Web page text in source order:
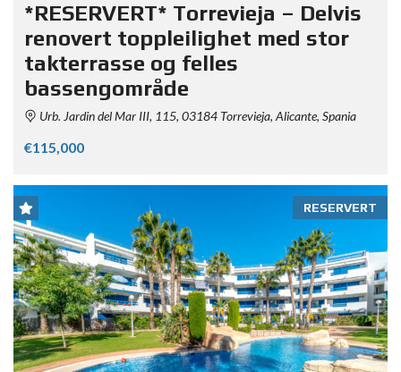
*RESERVERT* Torrevieja – Delvis
renovert toppleilighet med stor
takterrasse og felles
bassengområde
Urb. Jardin del Mar III, 115, 03184 Torrevieja, Alicante, Spania
€115,000
RESERVERT